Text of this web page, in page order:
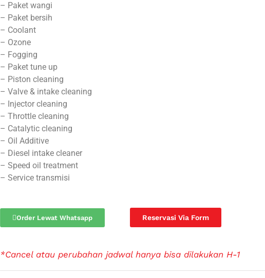
– Paket wangi
– Paket bersih
– Coolant
– Ozone
– Fogging
– Paket tune up
– Piston cleaning
– Valve & intake cleaning
– Injector cleaning
– Throttle cleaning
– Catalytic cleaning
– Oil Additive
– Diesel intake cleaner
– Speed oil treatment
– Service transmisi
Order Lewat Whatsapp Reservasi Via Form
*Cancel atau perubahan jadwal hanya bisa dilakukan H-1